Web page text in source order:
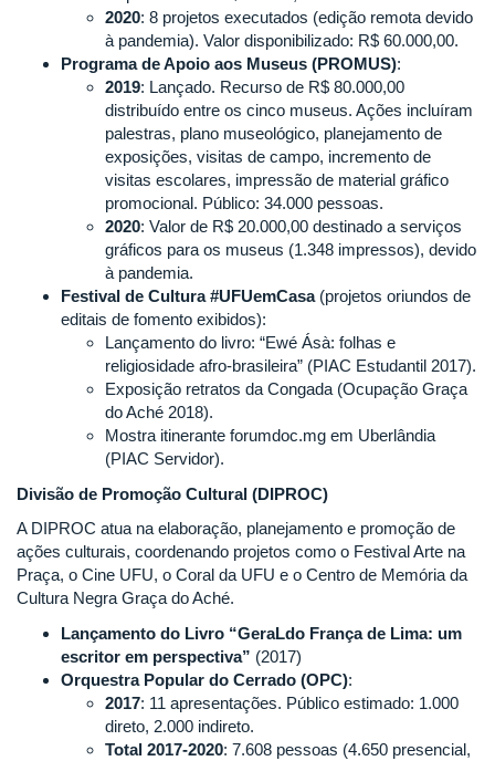
2020: 8 projetos executados (edição remota devido
à pandemia). Valor disponibilizado: R$ 60.000,00.
Programa de Apoio aos Museus (PROMUS):
2019: Lançado. Recurso de R$ 80.000,00
distribuído entre os cinco museus. Ações incluíram
palestras, plano museológico, planejamento de
exposições, visitas de campo, incremento de
visitas escolares, impressão de material gráfico
promocional. Público: 34.000 pessoas.
2020: Valor de R$ 20.000,00 destinado a serviços
gráficos para os museus (1.348 impressos), devido
à pandemia.
Festival de Cultura #UFUemCasa(projetos oriundos de
editais de fomento exibidos):
Lançamento do livro: “Ewé Ásà: folhas e
religiosidade afro-brasileira” (PIAC Estudantil 2017).
Exposição retratos da Congada (Ocupação Graça
do Aché 2018).
Mostra itinerante forumdoc.mg em Uberlândia
(PIAC Servidor).
Divisão de Promoção Cultural (DIPROC)
A DIPROC atua na elaboração, planejamento e promoção de
ações culturais, coordenando projetos como o Festival Arte na
Praça, o Cine UFU, o Coral da UFU e o Centro de Memória da
Cultura Negra Graça do Aché.
Lançamento do Livro “GeraLdo França de Lima: um
escritor em perspectiva” (2017)
Orquestra Popular do Cerrado (OPC):
2017: 11 apresentações. Público estimado: 1.000
direto, 2.000 indireto.
Total 2017-2020: 7.608 pessoas (4.650 presencial,